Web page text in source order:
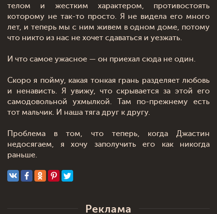
телом и жестким характером, противостоять
которому не так-то просто. Я не видела его много
лет, и теперь мы с ним живем в одном доме, потому
что никто из нас не хочет сдаваться и уезжать.
И что самое ужасное — он приехал сюда не один.
Скоро я пойму, какая тонкая грань разделяет любовь
и ненависть. Я увижу, что скрывается за этой его
самодовольной ухмылкой. Там по-прежнему есть
тот мальчик. И наша тяга друг к другу.
Проблема в том, что теперь, когда Джастин
недосягаем, я хочу заполучить его как никогда
раньше.
Реклама